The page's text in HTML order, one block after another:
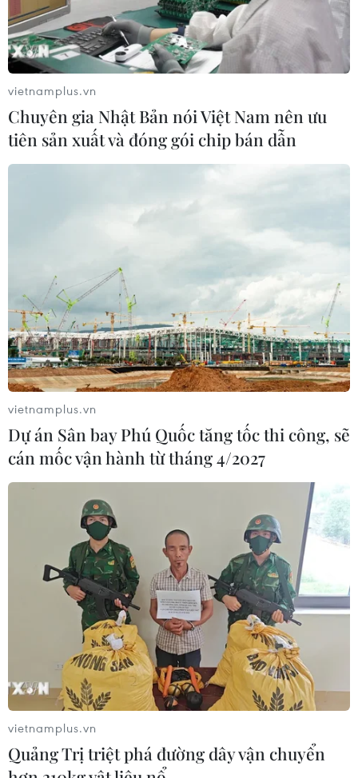
TIN CÙNG CHUYÊN MỤC
vietnamplus.vn
Chuyên gia Nhật Bản nói Việt Nam nên ưu
tiên sản xuất và đóng gói chip bán dẫn
vietnamplus.vn
Dự án Sân bay Phú Quốc tăng tốc thi công, sẽ
cán mốc vận hành từ tháng 4/2027
vietnamplus.vn
Quảng Trị triệt phá đường dây vận chuyển